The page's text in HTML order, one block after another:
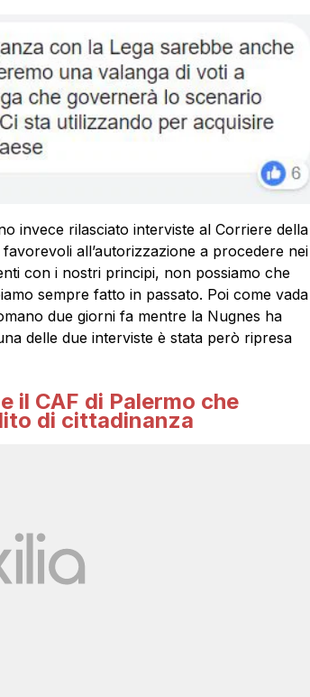
invece rilasciato interviste al Corriere della
all’autorizzazione a procedere nei
con i nostri principi, non possiamo che
sempre fatto in passato. Poi come vada
due giorni fa mentre la Nugnes ha
delle due interviste è stata però ripresa
il CAF di Palermo che
di cittadinanza